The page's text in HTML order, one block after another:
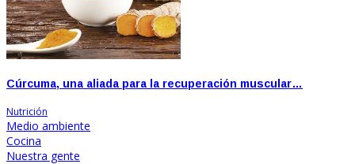
Cúrcuma, una aliada para la recuperación muscular…
Nutrición
Medio ambiente
Cocina
Nuestra gente